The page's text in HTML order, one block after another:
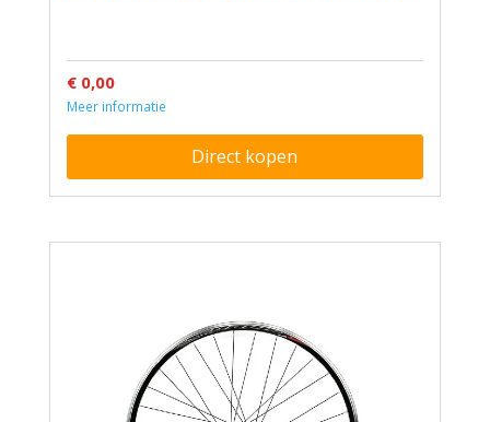
€ 0,00
Meer informatie
Direct kopen